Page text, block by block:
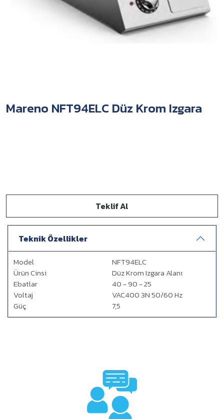
Mareno NFT94ELC Düz Krom Izgara
Teklif Al
Teknik Özellikler
Model
NFT94ELC
Ürün Cinsi
Düz Krom Izgara Alanı
Ebatlar
40 - 90 - 25
Voltaj
VAC400 3N 50/60 Hz
Güç
7,5